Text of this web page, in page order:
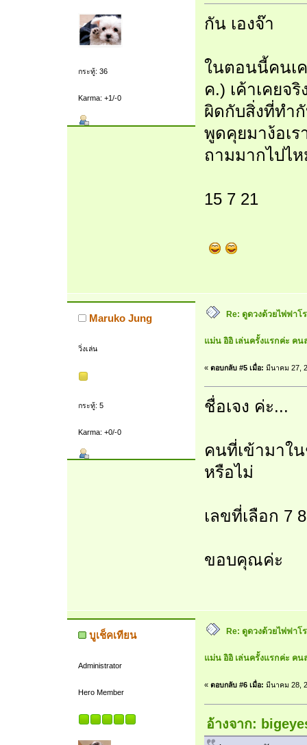
กระทู้: 36
Karma: +1/-0
กัน เองจ๊า
ในตอนนี้คนเ
ค.) เค้าเคยจ
ผิดกับสิ่งที่ทำ
พูดคุยมาง้อเร
ถามมากไปไ
15 7 21
Maruko Jung
วิ่งเล่น
กระทู้: 5
Karma: +0/-0
Re: ดูดวงด้วยไพ่ฟา
แม่น อิอิ เล่นครั้งแรกค่ะ คน
« ตอบกลับ #5 เมื่อ: มีนาคม 27,
ชื่อเจง ค่ะ...
คนที่เข้ามาใ
หรือไม่
เลขที่เลือก 7
ขอบคุณค่ะ
บูเช็คเทียน
Administrator
Hero Member
Re: ดูดวงด้วยไพ่ฟา
แม่น อิอิ เล่นครั้งแรกค่ะ คน
« ตอบกลับ #6 เมื่อ: มีนาคม 28,
อ้างจาก: